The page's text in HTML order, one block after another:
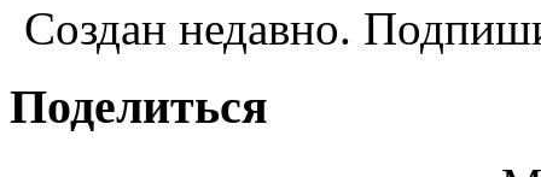
Создан недавно.
Поделиться